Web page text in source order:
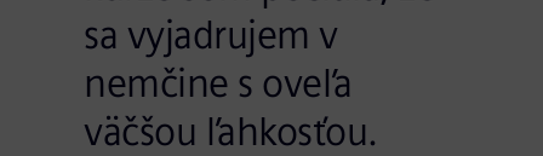
sa vyjadrujem v
nemčine s oveľa
väčšou ľahkosťou.